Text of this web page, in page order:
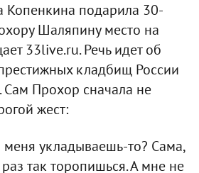
Копенкина подарила 30-
Шаляпину место на
33live.ru. Речь идет об
кладбищ России
Сам Прохор сначала не
жест:
меня укладываешь-то? Сама,
так торопишься. А мне не